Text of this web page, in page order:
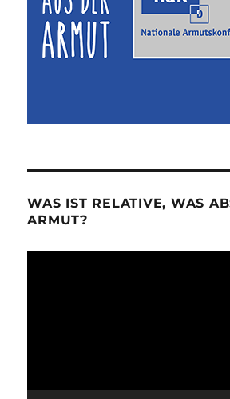
WAS IST RELATIVE, WAS
ARMUT?